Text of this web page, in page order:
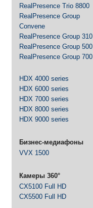
RealPresence Trio 8800
RealPresence Group
Convene
RealPresence Group 310
RealPresence Group 500
RealPresence Group 700
HDX 4000 series
HDX 6000 series
HDX 7000 series
HDX 8000 series
HDX 9000 series
Бизнес-медиафоны
VVX 1500
Камеры 360°
CX5100 Full HD
CX5500 Full HD